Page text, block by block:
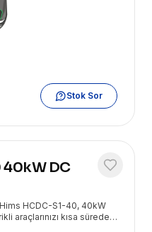
Stok Sor
40kW DC
HCDC-S1-40, 40kW
araçlarınızı kısa sürede